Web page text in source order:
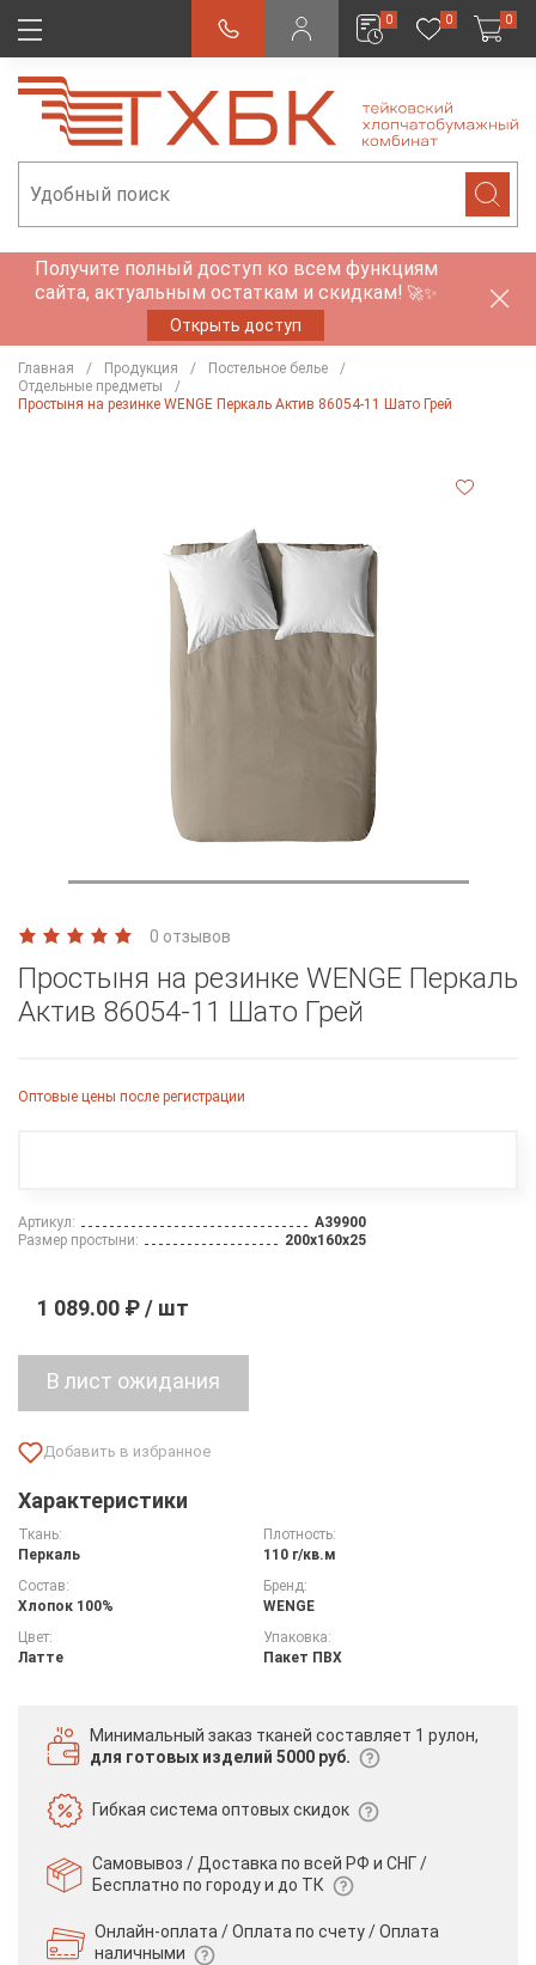
0 0 0
Получите полный доступ ко всем функциям
сайта, актуальным остаткам и скидкам! 🚀✨
Открыть доступ
Главная Продукция
Постельное белье
Отдельные предметы
Простыня на резинке WENGE Перкаль Актив 86054-11 Шато Грей
0 отзывов
Простыня на резинке WENGE Перкаль
Актив 86054-11 Шато Грей
Оптовые цены после регистрации
Артикул:
A39900
Размер простыни:
200х160х25
1 089.00 ₽ / шт
Характеристики
Ткань:
Перкаль
Плотность:
110 г/кв.м
Состав:
Хлопок 100%
Бренд:
WENGE
Цвет:
Латте
Упаковка:
Пакет ПВХ
Минимальный заказ тканей составляет 1 рулон,
для готовых изделий 5000 руб.
Гибкая системаоптовых скидок
Самовывоз / Доставка по всей РФ и СНГ /
Бесплатно по городу и до ТК
Онлайн-оплата / Оплата по счету /Оплата
наличными